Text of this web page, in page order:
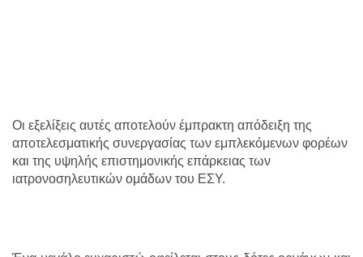
Οι εξελίξεις αυτές αποτελούν έμπρακτη απόδειξη της
αποτελεσματικής συνεργασίας των εμπλεκόμενων φορέων
και της υψηλής επιστημονικής επάρκειας των
ιατρονοσηλευτικών ομάδων του ΕΣΥ.